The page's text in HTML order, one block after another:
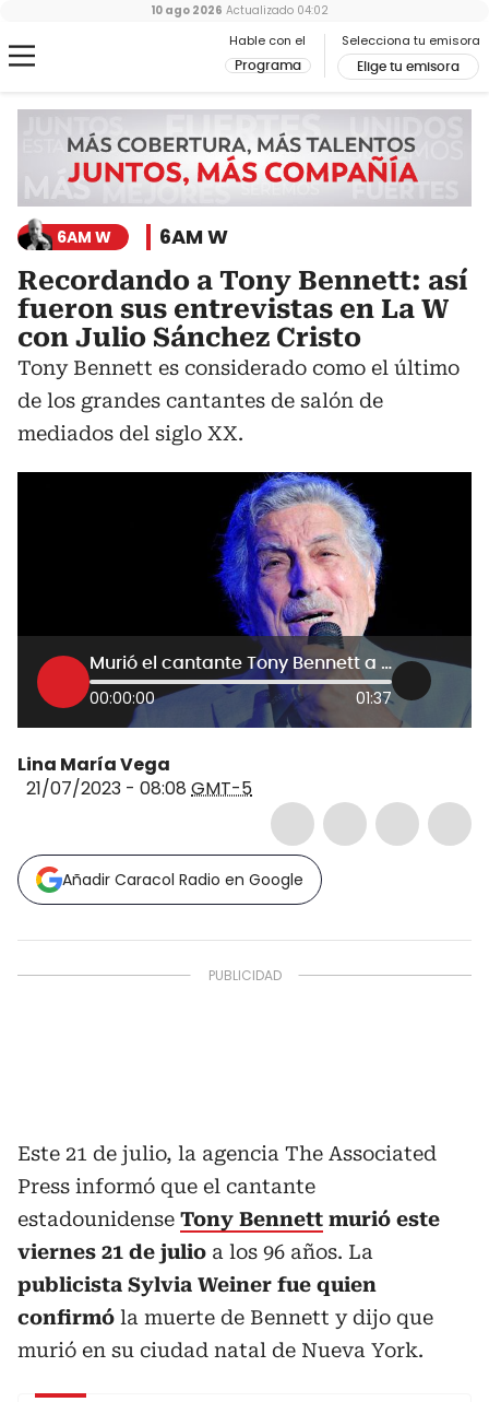
Hable con el
Programa
Selecciona tu emisora
Elige tu emisora
10 ago 2026 Actualizado 04:02
6AM W 6AM W
Recordando a Tony Bennett: así
fueron sus entrevistas en La W
con Julio Sánchez Cristo
Tony Bennett es considerado como el último
de los grandes cantantes de salón de
mediados del siglo XX.
Murió el cantante Tony Bennett a los 96 años
00:00:00 01:37
Lina María Vega
21/07/2023 - 08:08 GMT-5
Añadir Caracol Radio en Google
Este 21 de julio, la agencia The Associated
Press informó que el cantante
estadounidense Tony Bennett murió este
viernes 21 de julio a los 96 años. La
publicista Sylvia Weiner fue quien
confirmó la muerte de Bennett y dijo que
murió en su ciudad natal de Nueva York.